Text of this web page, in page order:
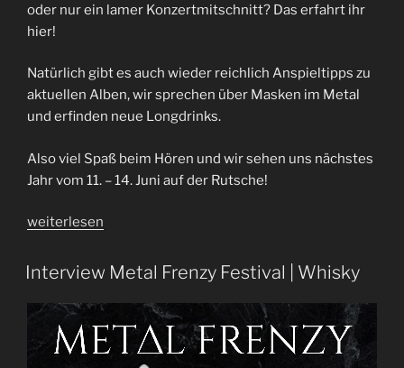
oder nur ein lamer Konzertmitschnitt? Das erfahrt ihr
hier!
Natürlich gibt es auch wieder reichlich Anspieltipps zu
aktuellen Alben, wir sprechen über Masken im Metal
und erfinden neue Longdrinks.
Also viel Spaß beim Hören und wir sehen uns nächstes
Jahr vom 11. – 14. Juni auf der Rutsche!
„Metal
2024
Festival
Recap
weiterlesen
Interview Metal Frenzy Festival | Whisky